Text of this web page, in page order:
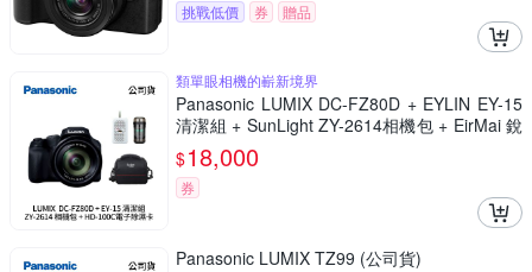
挑戰低價
券 贈品
類單眼相機的嶄新境界
Panasonic LUMIX DC-FZ80D + EYLIN EY-15
清潔組 + SunLight ZY-2614相機包 + EirMai 銳
瑪 HD-100C電子除濕卡 FZ80D (公司貨)
$18,000
券
Panasonic LUMIX TZ99 (公司貨)